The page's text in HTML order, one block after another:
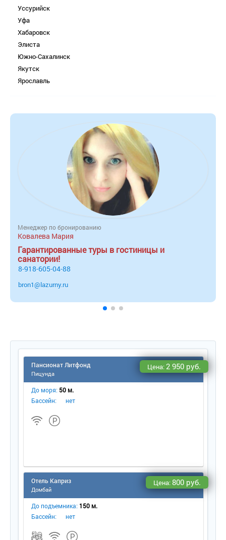
Уссурийск
Уфа
Хабаровск
Элиста
Южно-Сахалинск
Якутск
Ярославль
Менеджер по бронированию
Ковалева Мария
Гарантированные туры в гостиницы и
санатории!
8-918-605-04-88
bron1@lazurny.ru
Пансионат Литфонд
Пицунда
Цена:2 950 руб.
До моря: 50 м.
Бассейн:
нет
Отель Каприз
Домбай
Цена:800 руб.
До подъемника: 150 м.
Бассейн:
нет